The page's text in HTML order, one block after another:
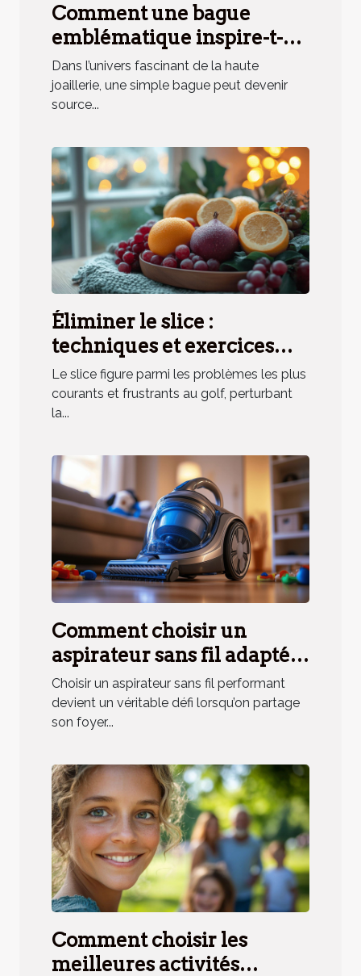
Comment une bague
emblématique inspire-t-
elle un parfum unique ?
Dans l’univers fascinant de la haute
joaillerie, une simple bague peut devenir
source...
Éliminer le slice :
techniques et exercices
pratiques
Le slice figure parmi les problèmes les plus
courants et frustrants au golf, perturbant
la...
Comment choisir un
aspirateur sans fil adapté
aux besoins des ménages
avec animaux ?
Choisir un aspirateur sans fil performant
devient un véritable défi lorsqu’on partage
son foyer...
Comment choisir les
meilleures activités